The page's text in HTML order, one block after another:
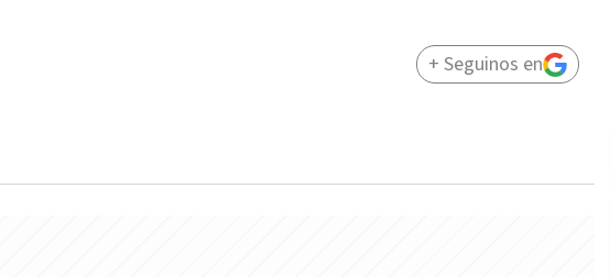
+ Seguinos en